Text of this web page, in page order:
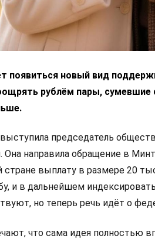
появиться новый вид
рублём пары, сумевшие
председатель
Она направила обращение в
выплату в размере 20
и в дальнейшем
но теперь речь идёт о
что сама идея полностью